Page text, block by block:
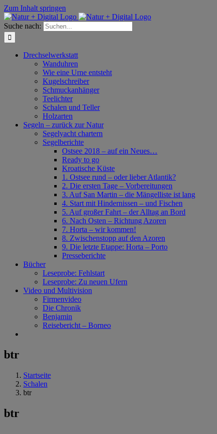
Zum Inhalt springen
Suche nach:
Drechselwerkstatt
Wanduhren
Wie eine Urne entsteht
Kugelschreiber
Schmuckanhänger
Teelichter
Schalen und Teller
Holzarten
Segeln – zurück zur Natur
Segelyacht chartern
Segelberichte
Ostsee 2018 – auf ein Neues…
Ready to go
Kroatische Küste
1. Ostsee rund – oder lieber Atlantik?
2. Die ersten Tage – Vorbereitungen
3. Auf San Martin – die Mängelliste ist lang
4. Start mit Hindernissen – und Fischen
5. Auf großer Fahrt – der Alltag an Bord
6. Nach Osten – Richtung Azoren
7. Horta – wir kommen!
8. Zwischenstopp auf den Azoren
9. Die letzte Etappe: Horta – Porto
Presseberichte
Bücher
Leseprobe: Fehlstart
Leseprobe: Zu neuen Ufern
Video und Multivision
Firmenvideo
Die Chronik
Benjamin
Reisebericht – Borneo
btr
Startseite
Schalen
btr
btr